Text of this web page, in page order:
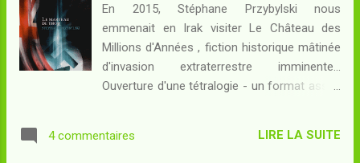
Cybèle, lié au mythe d'Agdistis, représente
une véritable manne financière pour les
Galles, ses prêtres émasculés : corrompus,
ils sont prêts à tout pour maintenir le
mystère qui attire des foules de fidèles. A
du temple de Cybèle est disparue depuis
En 2015, Stéphane Przybylski nous
emmenait en Irak visiter Le Château des
Millions d'Années , fiction historique mâtinée
d'invasion extraterrestre imminente...
Ouverture d'une tétralogie - un format assez
deuxième volet de cette histoire, occasion
4 commentaires LIRE LA SUITE